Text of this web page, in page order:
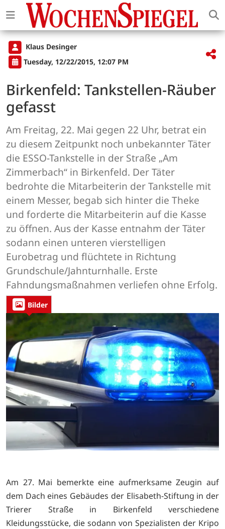
Klaus Desinger
Tuesday, 12/22/2015, 12:07 PM
Birkenfeld: Tankstellen-Räuber
gefasst
Am Freitag, 22. Mai gegen 22 Uhr, betrat ein
zu diesem Zeitpunkt noch unbekannter Täter
die ESSO-Tankstelle in der Straße „Am
Zimmerbach“ in Birkenfeld. Der Täter
bedrohte die Mitarbeiterin der Tankstelle mit
einem Messer, begab sich hinter die Theke
und forderte die Mitarbeiterin auf die Kasse
zu öffnen. Aus der Kasse entnahm der Täter
sodann einen unteren vierstelligen
Eurobetrag und flüchtete in Richtung
Grundschule/Jahnturnhalle. Erste
Fahndungsmaßnahmen verliefen ohne Erfolg.
Bilder
Am 27. Mai bemerkte eine aufmerksame Zeugin auf
dem Dach eines Gebäudes der Elisabeth-Stiftung in der
Trierer Straße in Birkenfeld verschiedene
Kleidungsstücke, die sodann von Spezialisten der Kripo